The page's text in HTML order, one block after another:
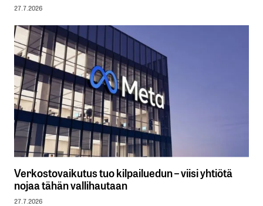
27.7.2026
Verkostovaikutus tuo kilpailuedun – viisi yhtiötä
nojaa tähän vallihautaan
27.7.2026